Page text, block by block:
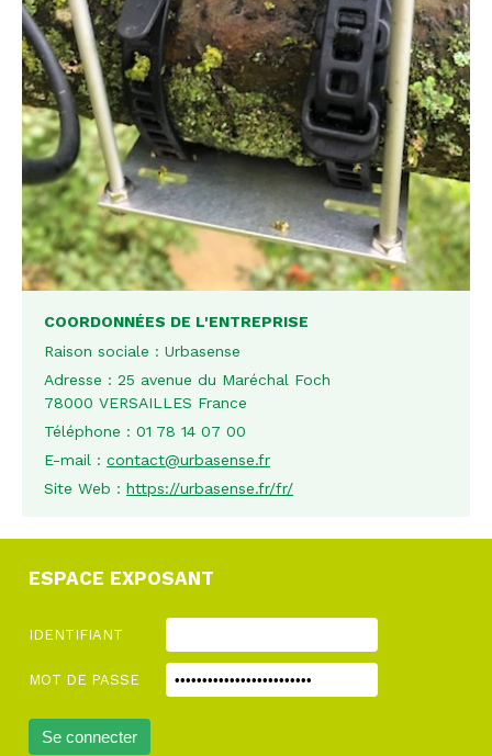
COORDONNÉES DE L'ENTREPRISE
Raison sociale : Urbasense
Adresse : 25 avenue du Maréchal Foch
78000 VERSAILLES France
Téléphone : 01 78 14 07 00
E-mail : contact@urbasense.fr
Site Web : https://urbasense.fr/fr/
ESPACE EXPOSANT
IDENTIFIANT
MOT DE PASSE